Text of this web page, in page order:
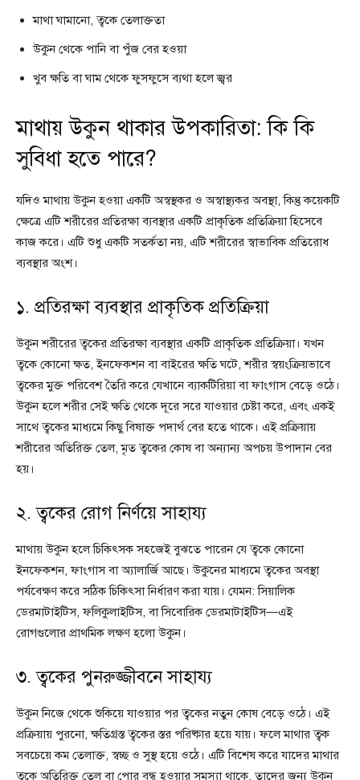
মাথা ঘামানো, ত্বকে তেলাক্ততা
উকুন থেকে পানি বা পুঁজ বের হওয়া
খুব ক্ষতি বা ঘাম থেকে ফুসফুসে ব্যথা হলে জ্বর
মাথায় উকুন থাকার উপকারিতা: কি কি
সুবিধা হতে পারে?
যদিও মাথায় উকুন হওয়া একটি অস্বস্থকর ও অস্বাস্থ্যকর অবস্থা, কিন্তু কয়েকটি
ক্ষেত্রে এটি শরীরের প্রতিরক্ষা ব্যবস্থার একটি প্রাকৃতিক প্রতিক্রিয়া হিসেবে
কাজ করে। এটি শুধু একটি সতর্কতা নয়, এটি শরীরের স্বাভাবিক প্রতিরোধ
ব্যবস্থার অংশ।
১. প্রতিরক্ষা ব্যবস্থার প্রাকৃতিক প্রতিক্রিয়া
উকুন শরীরের ত্বকের প্রতিরক্ষা ব্যবস্থার একটি প্রাকৃতিক প্রতিক্রিয়া। যখন
ত্বকে কোনো ক্ষত, ইনফেকশন বা বাইরের ক্ষতি ঘটে, শরীর স্বয়ংক্রিয়ভাবে
ত্বকের মুক্ত পরিবেশ তৈরি করে যেখানে ব্যাকটিরিয়া বা ফাংগাস বেড়ে ওঠে।
উকুন হলে শরীর সেই ক্ষতি থেকে দূরে সরে যাওয়ার চেষ্টা করে, এবং একই
সাথে ত্বকের মাধ্যমে কিছু বিষাক্ত পদার্থ বের হতে থাকে। এই প্রক্রিয়ায়
শরীরের অতিরিক্ত তেল, মৃত ত্বকের কোষ বা অন্যান্য অপচয় উপাদান বের
হয়।
২. ত্বকের রোগ নির্ণয়ে সাহায্য
মাথায় উকুন হলে চিকিৎসক সহজেই বুঝতে পারেন যে ত্বকে কোনো
ইনফেকশন, ফাংগাস বা অ্যালার্জি আছে। উকুনের মাধ্যমে ত্বকের অবস্থা
পর্যবেক্ষণ করে সঠিক চিকিৎসা নির্ধারণ করা যায়। যেমন: সিয়ালিক
ডেরমাটাইটিস, ফলিকুলাইটিস, বা সিবোরিক ডেরমাটাইটিস—এই
রোগগুলোর প্রাথমিক লক্ষণ হলো উকুন।
৩. ত্বকের পুনরুজ্জীবনে সাহায্য
উকুন নিজে থেকে শুকিয়ে যাওয়ার পর ত্বকের নতুন কোষ বেড়ে ওঠে। এই
প্রক্রিয়ায় পুরনো, ক্ষতিগ্রস্ত ত্বকের স্তর পরিষ্কার হয়ে যায়। ফলে মাথার ত্বক
সবচেয়ে কম তেলাক্ত, স্বচ্ছ ও সুস্থ হয়ে ওঠে। এটি বিশেষ করে যাদের মাথার
ত্বকে অতিরিক্ত তেল বা পোর বন্ধ হওয়ার সমস্যা থাকে, তাদের জন্য উকুন